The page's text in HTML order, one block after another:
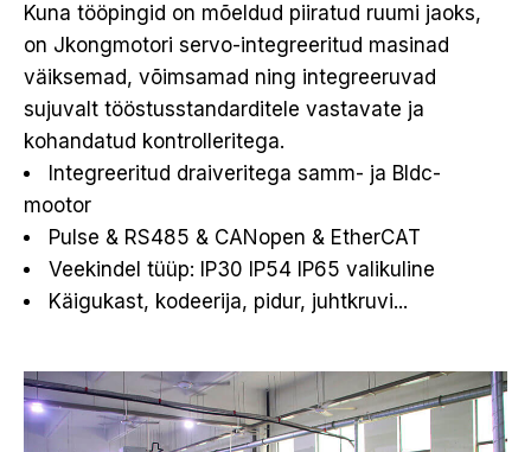
Kuna tööpingid on mõeldud piiratud ruumi jaoks,
on Jkongmotori servo-integreeritud masinad
väiksemad, võimsamad ning integreeruvad
sujuvalt tööstusstandarditele vastavate ja
kohandatud kontrolleritega.
Integreeritud draiveritega samm- ja Bldc-
mootor
Pulse & RS485 & CANopen & EtherCAT
Veekindel tüüp: IP30 IP54 IP65 valikuline
Käigukast, kodeerija, pidur, juhtkruvi...